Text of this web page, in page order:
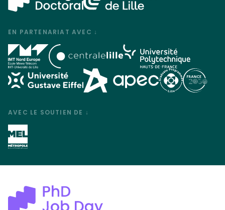
EN PARTENARIAT AVEC ↓
AVEC LE SOUTIEN DE ↓